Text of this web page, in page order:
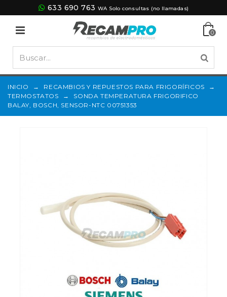
633 690 763 WA Solo consultas (no llamadas)
0
INICIO → RECAMBIOS Y REPUESTOS PARA FRIGORÍFICOS
→
TERMOSTATOS
→
SONDA TEMPERATURA FRIGORIFICO
BALAY, BOSCH, SENSOR-NTC 00751353